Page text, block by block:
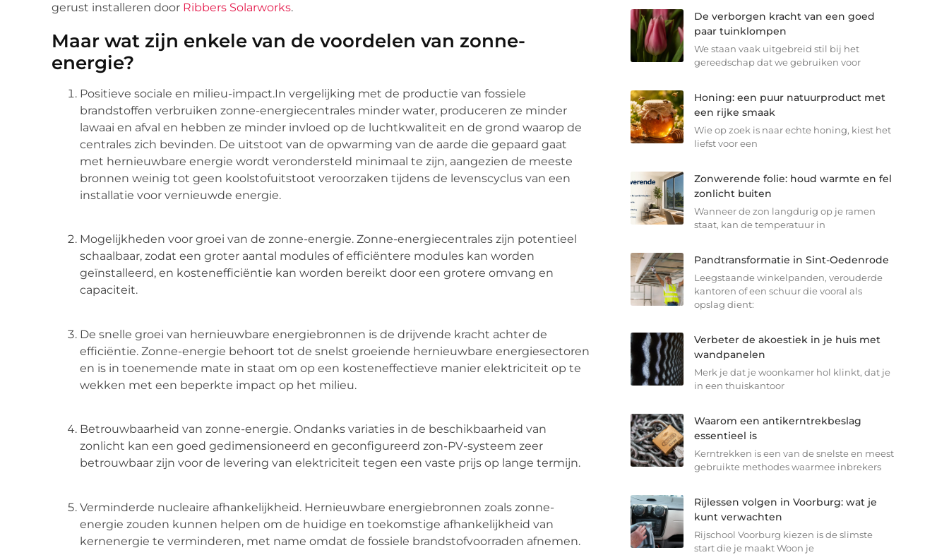
gerust installeren door Ribbers Solarworks.
Maar wat zijn enkele van de voordelen van zonne-
energie?
Positieve sociale en milieu-impact.In vergelijking met de productie van fossiele
brandstoffen verbruiken zonne-energiecentrales minder water, produceren ze minder
lawaai en afval en hebben ze minder invloed op de luchtkwaliteit en de grond waarop de
centrales zich bevinden. De uitstoot van de opwarming van de aarde die gepaard gaat
met hernieuwbare energie wordt verondersteld minimaal te zijn, aangezien de meeste
bronnen weinig tot geen koolstofuitstoot veroorzaken tijdens de levenscyclus van een
installatie voor vernieuwde energie.
Mogelijkheden voor groei van de zonne-energie. Zonne-energiecentrales zijn potentieel
schaalbaar, zodat een groter aantal modules of efficiëntere modules kan worden
geïnstalleerd, en kostenefficiëntie kan worden bereikt door een grotere omvang en
capaciteit.
De snelle groei van hernieuwbare energiebronnen is de drijvende kracht achter de
efficiëntie. Zonne-energie behoort tot de snelst groeiende hernieuwbare energiesectoren
en is in toenemende mate in staat om op een kosteneffectieve manier elektriciteit op te
wekken met een beperkte impact op het milieu.
Betrouwbaarheid van zonne-energie. Ondanks variaties in de beschikbaarheid van
zonlicht kan een goed gedimensioneerd en geconfigureerd zon-PV-systeem zeer
betrouwbaar zijn voor de levering van elektriciteit tegen een vaste prijs op lange termijn.
Verminderde nucleaire afhankelijkheid. Hernieuwbare energiebronnen zoals zonne-
energie zouden kunnen helpen om de huidige en toekomstige afhankelijkheid van
kernenergie te verminderen, met name omdat de fossiele brandstofvoorraden afnemen.
De verborgen kracht van een goed
paar tuinklompen
We staan vaak uitgebreid stil bij het
gereedschap dat we gebruiken voor
Honing: een puur natuurproduct met
een rijke smaak
Wie op zoek is naar echte honing, kiest het
liefst voor een
Zonwerende folie: houd warmte en fel
zonlicht buiten
Wanneer de zon langdurig op je ramen
staat, kan de temperatuur in
Pandtransformatie in Sint-Oedenrode
Leegstaande winkelpanden, verouderde
kantoren of een schuur die vooral als
opslag dient:
Verbeter de akoestiek in je huis met
wandpanelen
Merk je dat je woonkamer hol klinkt, dat je
in een thuiskantoor
Waarom een antikerntrekbeslag
essentieel is
Kerntrekken is een van de snelste en meest
gebruikte methodes waarmee inbrekers
Rijlessen volgen in Voorburg: wat je
kunt verwachten
Rijschool Voorburg kiezen is de slimste
start die je maakt Woon je